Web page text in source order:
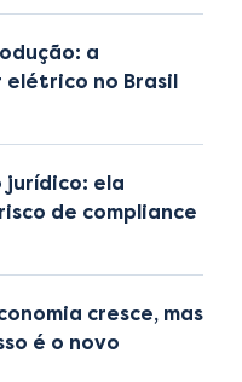
a
no Brasil
jurídico: ela
de compliance
cresce, mas
é o novo